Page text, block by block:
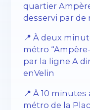
quartier
desservi par
📍 À deux
métro
par la ligne A
enVelin
📍 À 10
métro de la